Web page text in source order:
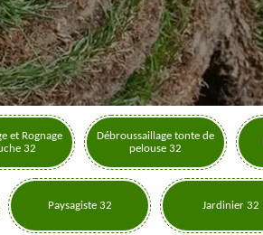
et Rognage
32
Débroussaillage tonte de
pelouse 32
Paysagiste 32 Jardinier 32